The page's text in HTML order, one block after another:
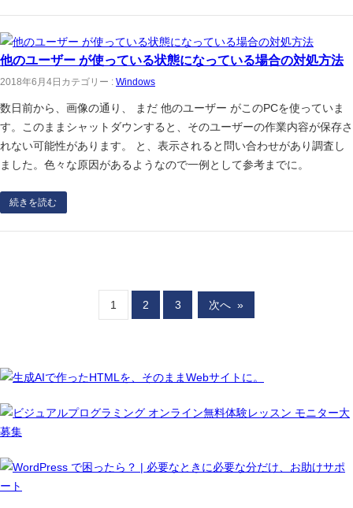
他のユーザー が使っている状態になっている場合の対処方法
2018年6月4日 カテゴリー : Windows
数日前から、画像の通り、 まだ 他のユーザー がこのPCを使っていま
す。このままシャットダウンすると、そのユーザーの作業内容が保存さ
れない可能性があります。 と、表示されると問い合わせがあり調査し
ました。色々な原因があるようなので一例として参考までに。
続きを読む
1 2 3 次へ »